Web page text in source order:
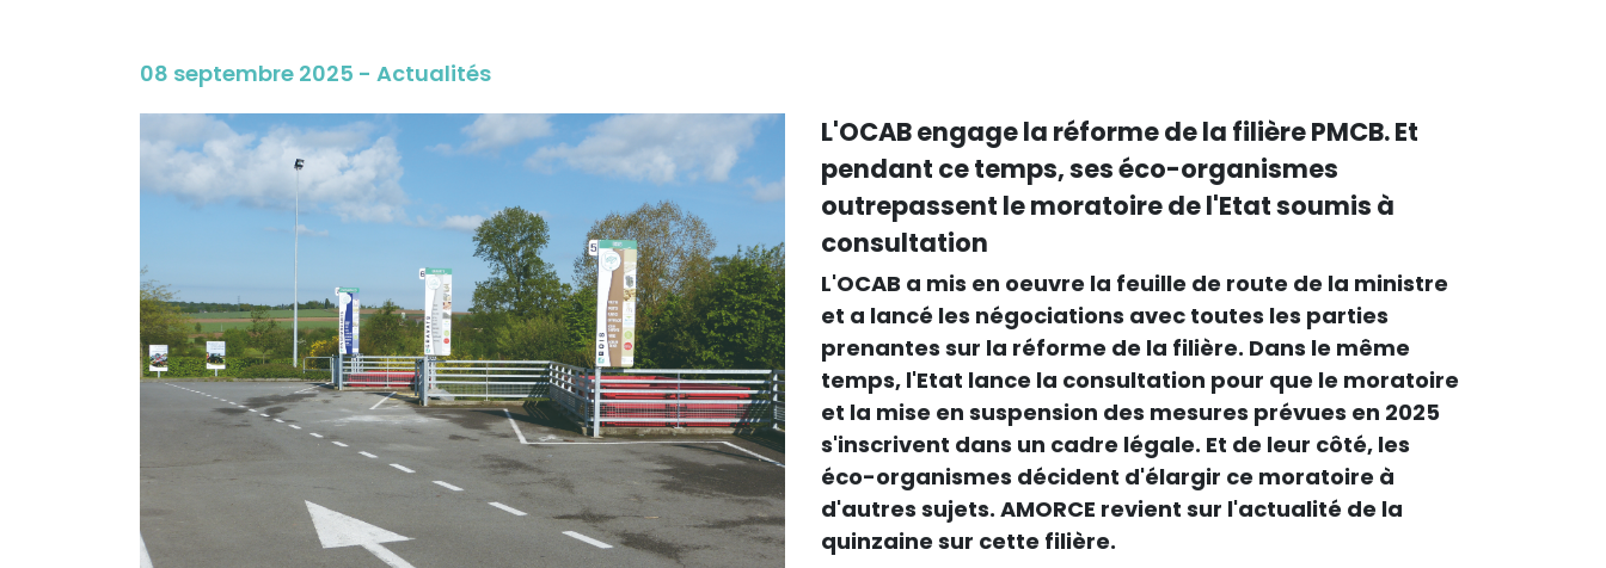
08 septembre 2025 - Actualités
L'OCAB engage la réforme de la filière PMCB. Et
pendant ce temps, ses éco-organismes
outrepassent le moratoire de l'Etat soumis à
consultation
L'OCAB a mis en oeuvre la feuille de route de la ministre
et a lancé les négociations avec toutes les parties
prenantes sur la réforme de la filière. Dans le même
temps, l'Etat lance la consultation pour que le moratoire
et la mise en suspension des mesures prévues en 2025
s'inscrivent dans un cadre légale. Et de leur côté, les
éco-organismes décident d'élargir ce moratoire à
d'autres sujets. AMORCE revient sur l'actualité de la
quinzaine sur cette filière.